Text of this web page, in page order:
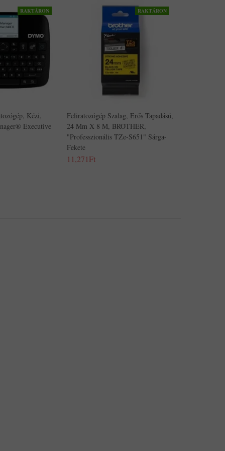
RAKTÁRON
Kézi,
Executive
RAKTÁRON
Feliratozógép Szalag, Erős Tapadású,
24 Mm X 8 M, BROTHER,
"Professzionális TZe-S651" Sárga-
Fekete
11,271Ft